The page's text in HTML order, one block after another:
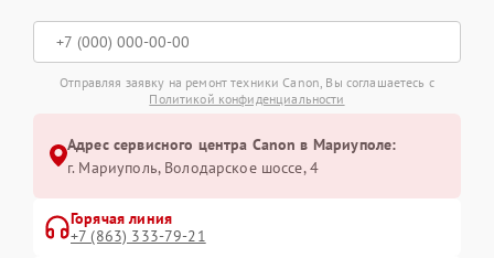
Отправляя заявку на ремонт техники Canon, Вы соглашаетесь с
Политикой конфиденциальности
Адрес сервисного центра Canon в Мариуполе:
г. Мариуполь, Володарское шоссе, 4
Горячая линия
+7 (863) 333-79-21